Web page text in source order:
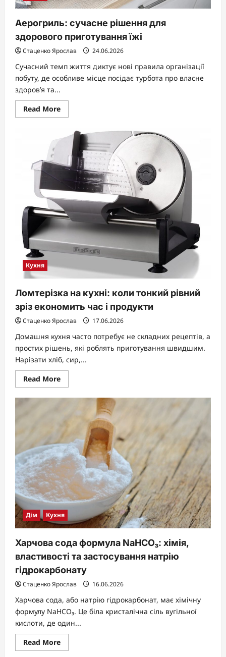
Аерогриль: сучасне рішення для
здорового приготування їжі
Стаценко Ярослав 24.06.2026
Сучасний темп життя диктує нові правила організації
побуту, де особливе місце посідає турбота про власне
здоров’я та...
Read MoreRead
more
Аерогриль:
сучасне
рішення
для
здорового
приготування
їжі
Кухня
Ломтерізка на кухні: коли тонкий рівний
зріз економить час і продукти
Стаценко Ярослав 17.06.2026
Домашня кухня часто потребує не складних рецептів, а
простих рішень, які роблять приготування швидшим.
Нарізати хліб, сир,...
Read MoreRead
more
Ломтерізка
кухні:
коли
рівний
зріз
економить
час
і
продукти
Дім Кухня
Харчова сода формула NaHCO₃: хімія,
властивості та застосування натрію
гідрокарбонату
Стаценко Ярослав 16.06.2026
Харчова сода, або натрію гідрокарбонат, має хімічну
формулу NaHCO₃. Це біла кристалічна сіль вугільної
кислоти, де один...
Read MoreRead
more